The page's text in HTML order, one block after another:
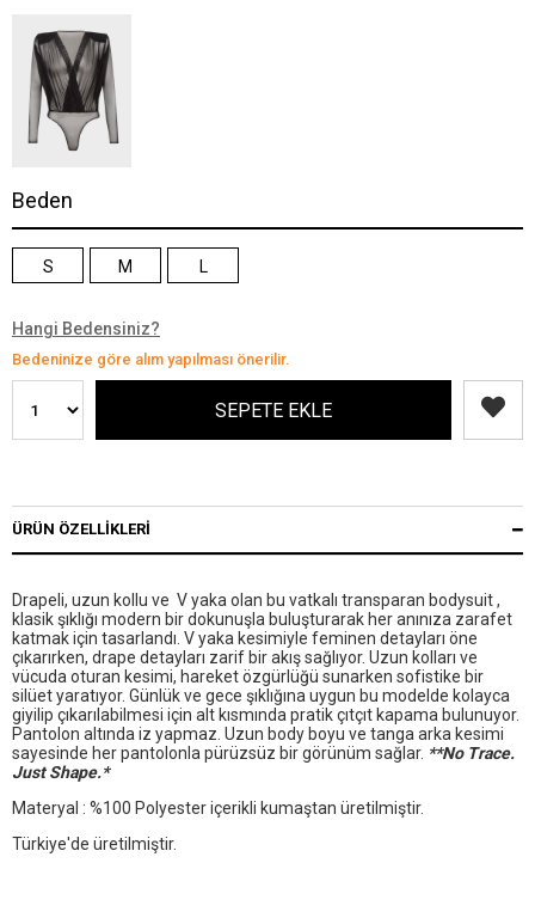
Beden
S M L
Hangi Bedensiniz?
Bedeninize göre alım yapılması önerilir.
ÜRÜN ÖZELLIKLERI
Drapeli, uzun kollu ve V yaka olan bu vatkalı transparan bodysuit ,
klasik şıklığı modern bir dokunuşla buluşturarak her anınıza zarafet
katmak için tasarlandı. V yaka kesimiyle feminen detayları öne
çıkarırken, drape detayları zarif bir akış sağlıyor. Uzun kolları ve
vücuda oturan kesimi, hareket özgürlüğü sunarken sofistike bir
silüet yaratıyor. Günlük ve gece şıklığına uygun bu modelde kolayca
giyilip çıkarılabilmesi için alt kısmında pratik çıtçıt kapama bulunuyor.
Pantolon altında iz yapmaz. Uzun body boyu ve tanga arka kesimi
sayesinde her pantolonla pürüzsüz bir görünüm sağlar. **No Trace.
Just Shape.*
Materyal : %100 Polyester içerikli kumaştan üretilmiştir.
Türkiye'de üretilmiştir.